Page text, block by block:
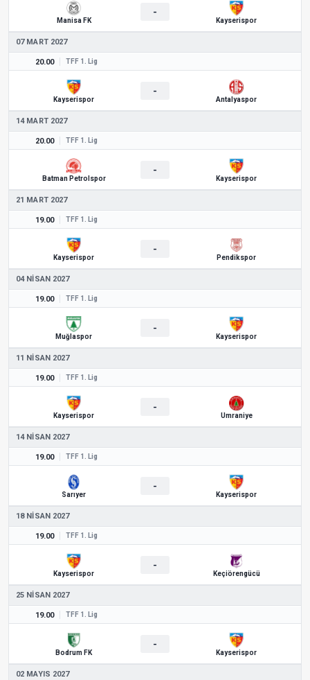
Manisa FK
-
Kayserispor
07 MART 2027
20.00 TFF 1. Lig
Kayserispor
-
Antalyaspor
14 MART 2027
20.00 TFF 1. Lig
Batman Petrolspor
-
Kayserispor
21 MART 2027
19.00 TFF 1. Lig
Kayserispor
-
Pendikspor
04 NISAN 2027
19.00 TFF 1. Lig
Muğlaspor
-
Kayserispor
11 NISAN 2027
19.00 TFF 1. Lig
Kayserispor
-
Ümraniye
14 NISAN 2027
19.00 TFF 1. Lig
Sarıyer
-
Kayserispor
18 NISAN 2027
19.00 TFF 1. Lig
Kayserispor
-
Keçiörengücü
25 NISAN 2027
19.00 TFF 1. Lig
Bodrum FK
-
Kayserispor
02 MAYIS 2027